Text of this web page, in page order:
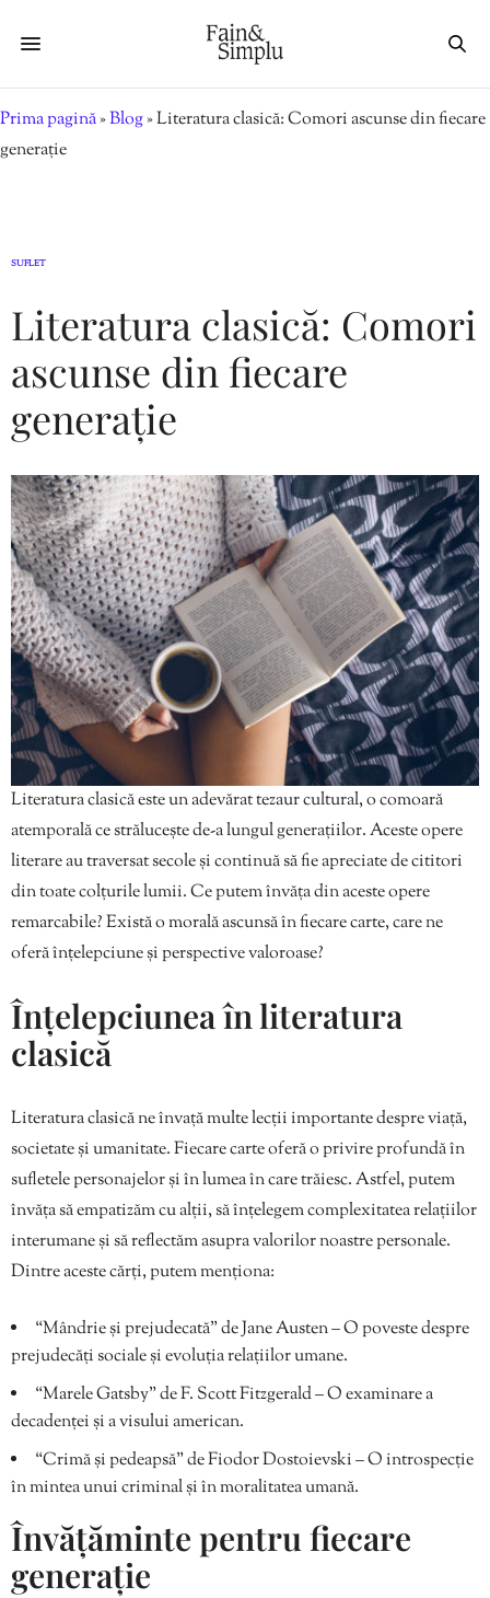
Prima pagină»Blog»Literatura clasică: Comori ascunse din fiecare
generație
SUFLET
Literatura clasică: Comori
ascunse din fiecare
generație
Literatura clasică este un adevărat tezaur cultural, o comoară
atemporală ce strălucește de-a lungul generațiilor. Aceste opere
literare au traversat secole și continuă să fie apreciate de cititori
din toate colțurile lumii. Ce putem învăța din aceste opere
remarcabile? Există o morală ascunsă în fiecare carte, care ne
oferă înțelepciune și perspective valoroase?
Înțelepciunea în literatura
clasică
Literatura clasică ne învață multe lecții importante despre viață,
societate și umanitate. Fiecare carte oferă o privire profundă în
sufletele personajelor și în lumea în care trăiesc. Astfel, putem
învăța să empatizăm cu alții, să înțelegem complexitatea relațiilor
interumane și să reflectăm asupra valorilor noastre personale.
Dintre aceste cărți, putem menționa:
“Mândrie și prejudecată” de Jane Austen – O poveste despre
prejudecăți sociale și evoluția relațiilor umane.
“Marele Gatsby” de F. Scott Fitzgerald – O examinare a
decadenței și a visului american.
“Crimă și pedeapsă” de Fiodor Dostoievski – O introspecție
în mintea unui criminal și în moralitatea umană.
Învățăminte pentru fiecare
generație